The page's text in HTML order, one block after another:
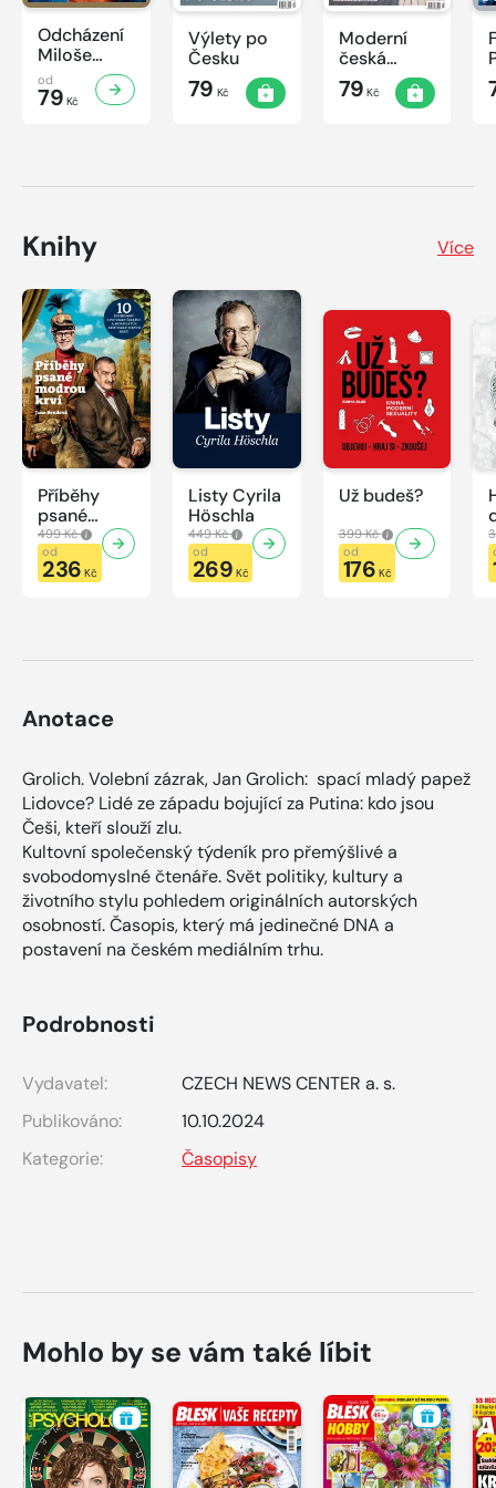
Odcházení
Miloše
Zemana
od
79 Kč
Výlety po
Česku
79 Kč
Moderní
česká
architektura
79 Kč
Knihy Více
Příběhy
psané
modrou
krví
499 Kč
od
236 Kč
Listy Cyrila
Höschla
449 Kč
od
269 Kč
Už budeš?
399 Kč
od
176 Kč
Anotace
Grolich. Volební zázrak, Jan Grolich: spací mladý papež
Lidovce? Lidé ze západu bojující za Putina: kdo jsou
Češi, kteří slouží zlu.
Kultovní společenský týdeník pro přemýšlivé a
svobodomyslné čtenáře. Svět politiky, kultury a
životního stylu pohledem originálních autorských
osobností. Časopis, který má jedinečné DNA a
postavení na českém mediálním trhu.
Podrobnosti
Vydavatel:
CZECH NEWS CENTER a. s.
Publikováno:
10.10.2024
Kategorie:
Časopisy
Mohlo by se vám také líbit